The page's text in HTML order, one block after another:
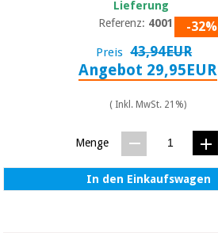
Lieferung
Referenz: 4001-01-32%
Preis 43,94EUR
Angebot 29,95EUR
( Inkl. MwSt. 21%)
Menge
In den Einkaufswagen